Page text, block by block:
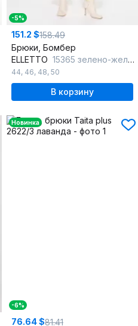
-5%
151.2 $158.49
Брюки, Бомбер
ELLETTO 15365 зелено-желтый
44, 46, 48, 50
В корзину
Новинка
-6%
76.64 $81.41